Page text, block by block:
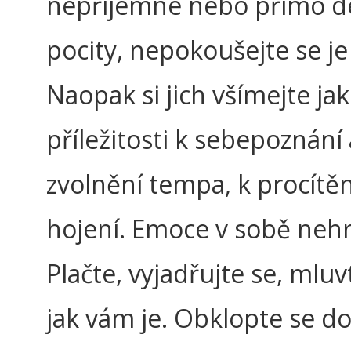
pocity, nepokoušejte se
Naopak si jich všímejte
příležitosti k sebepoznání
zvolnění tempa, k
hojení. Emoce v sobě
Plačte, vyjadřujte se,
jak vám je. Obklopte se